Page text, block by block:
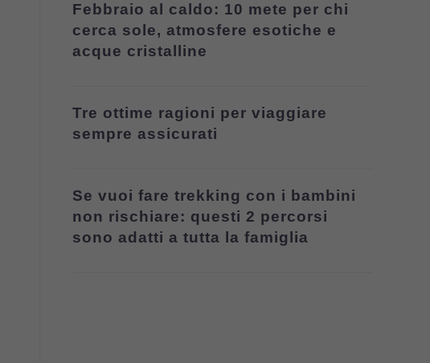
Febbraio al caldo: 10 mete per chi
cerca sole, atmosfere esotiche e
acque cristalline
Tre ottime ragioni per viaggiare
sempre assicurati
Se vuoi fare trekking con i bambini
non rischiare: questi 2 percorsi
sono adatti a tutta la famiglia